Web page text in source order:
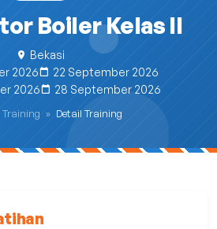
Boiler Kelas II
Bekasi
2026
22 September 2026
2026
28 September 2026
» Detail Training